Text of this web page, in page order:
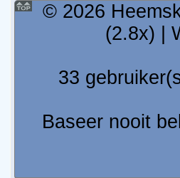
© 2026
(2.8x) |
33
Baseer nooit